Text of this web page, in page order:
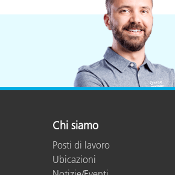
Chi siamo
Posti di lavoro
Ubicazioni